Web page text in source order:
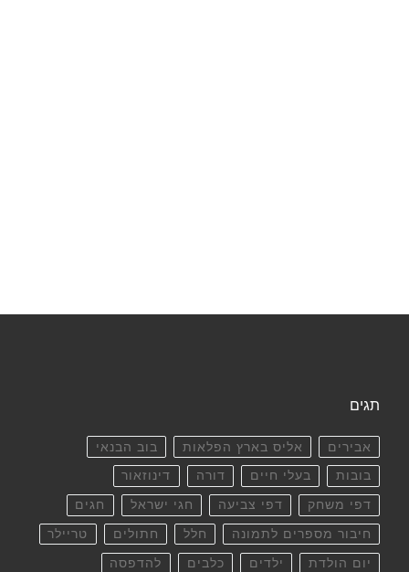
תגים
אבירים אליס בארץ הפלאות בוב הבנאי
בובות בעלי חיים דורה דינוזאור
דפי משחק דפי צביעה חגי ישראל חגים
חיבור מספרים לתמונה חלל חתולים טריילר
יום הולדת ילדים כלבים להדפסה